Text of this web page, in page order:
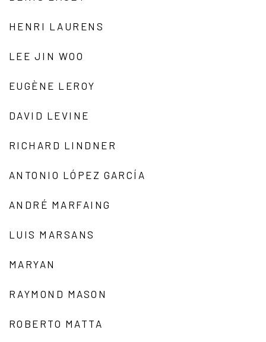
HENRI LAURENS
LEE JIN WOO
EUGÈNE LEROY
DAVID LEVINE
RICHARD LINDNER
ANTONIO LÓPEZ GARCÍA
ANDRÉ MARFAING
LUIS MARSANS
MARYAN
RAYMOND MASON
ROBERTO MATTA